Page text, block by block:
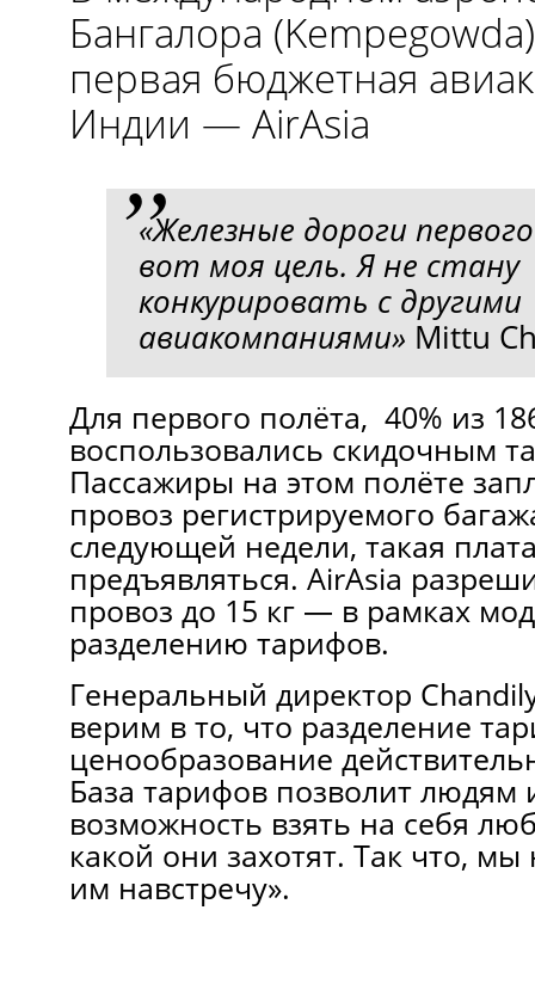
Бангалора
первая бюджетная
Индии — AirAsia
«Железные дороги
вот моя цель. Я не стану
конкурировать с другими
авиакомпаниями» Mittu
Для первого полёта, 40% из
воспользовались скидочным
Пассажиры на этом полёте
провоз регистрируемого
следующей недели, такая
предъявляться. AirAsia
провоз до 15 кг — в рамках
разделению тарифов.
Генеральный директор
верим в то, что разделение
ценообразование
База тарифов позволит людям
возможность взять на себя
какой они захотят. Так что,
им навстречу».